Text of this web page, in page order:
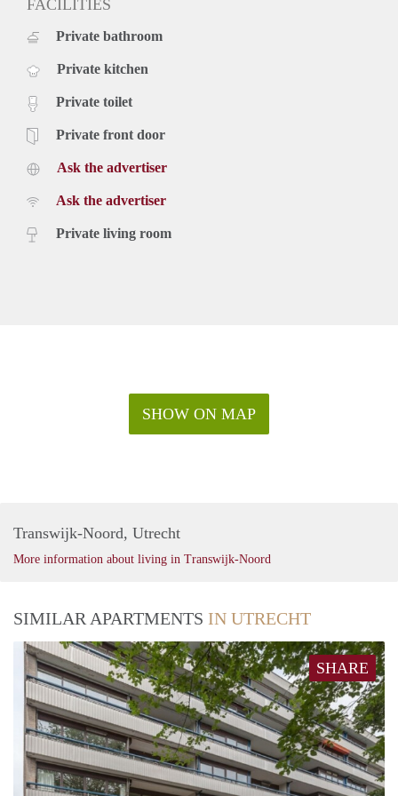
- Gratis parkeren in de omgeving.
- Woningdelers toegestaan 2 personen.
- Eindschoonmaak verplicht.
- Huurtermijn 12 maanden met optie tot verlenging.
- Borg gelijk aan 2 maanden huur.
- Beschikbaar per 01-september 2019.
belastingen). Inclusief stoffering en keukenapparatuur.
FACILITIES
Private bathroom
Private kitchen
Private toilet
Private front door
Ask the advertiser
Ask the advertiser
Private living room
SHOW ON MAP
Transwijk-Noord, Utrecht
More information about living in Transwijk-Noord
SIMILAR APARTMENTS IN UTRECHT
SHARE